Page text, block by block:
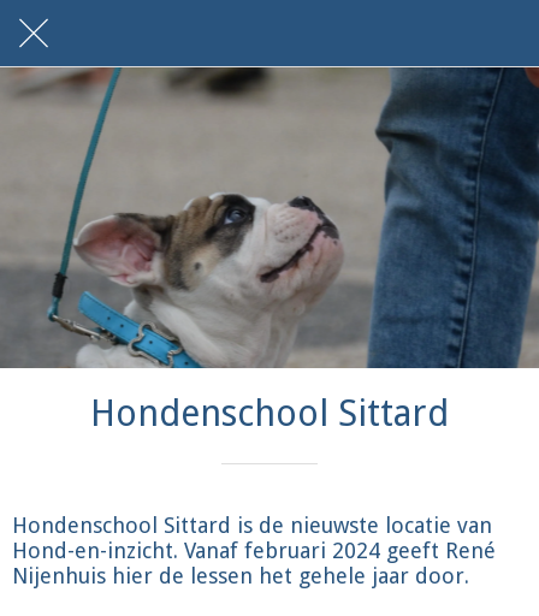
Hondenschool Sittard
Hondenschool Sittard is de nieuwste locatie van
Hond-en-inzicht. Vanaf februari 2024 geeft René
Nijenhuis hier de lessen het gehele jaar door.